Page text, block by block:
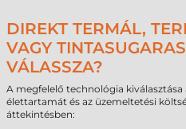
DIREKT TERMÁL,
VAGY
VÁLASSZA?
A megfelelő technológia
élettartamát és az üzemeltetési
áttekintésben: